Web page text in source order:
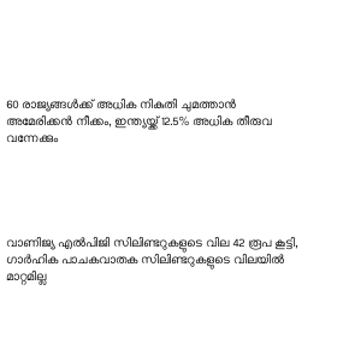
60 രാജ്യങ്ങൾക്ക് അധിക നികുതി ചുമത്താൻ
അമേരിക്കൻ നീക്കം, ഇന്ത്യയ്ക്ക് 12.5% അധിക തീരുവ
വന്നേക്കും
വാണിജ്യ എൽപിജി സിലിണ്ടറുകളുടെ വില 42 രൂപ കൂട്ടി,
ഗാർഹിക പാചകവാതക സിലിണ്ടറുകളുടെ വിലയിൽ
മാറ്റമില്ല